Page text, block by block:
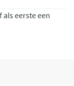
als eerste een